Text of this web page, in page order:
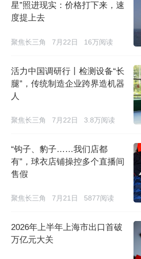
星”照进现实：价格打下来，速
度提上去
聚焦长三角 7月22日 16万阅读
活力中国调研行丨检测设备“长
腿”，传统制造企业跨界造机器
人
聚焦长三角 7月22日 3.8万阅读
“钩子、豹子……我们店都
有”，球衣店铺操控多个直播间
售假
聚焦长三角 7月21日 5877阅读
2026年上半年上海市出口首破
万亿元大关